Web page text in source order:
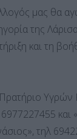
μας θα
της
και τη
Υγρών
τηλ